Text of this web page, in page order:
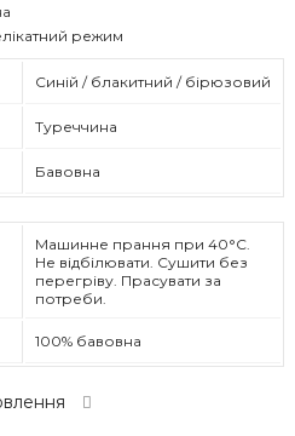
Синій / блакитний / бірюзовий
Туреччина
Бавовна
Машинне прання при 40°C.
Не відбілювати. Сушити без
перегріву. Прасувати за
потреби.
100% бавовна
режим